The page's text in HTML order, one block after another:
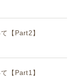
【Part2】
【Part1】